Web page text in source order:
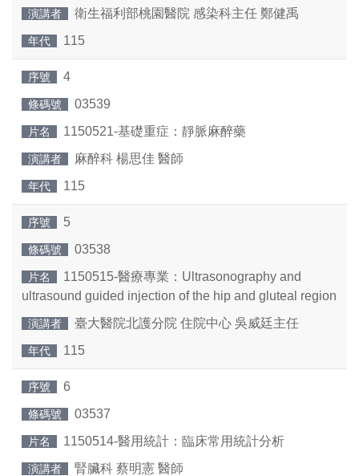
演講者 衛生福利部桃園醫院 感染科主任 鄭健禹
年代 115
序號 4
條碼號 03539
片名 1150521-基礎重症：靜脈麻醉藥
演講者 麻醉科 楊思佳 醫師
年代 115
序號 5
條碼號 03538
片名
1150515-醫療專業：Ultrasonography and
ultrasound guided injection of the hip and gluteal region
演講者 臺大醫院北護分院 住院中心 吳威廷主任
年代 115
序號 6
條碼號 03537
片名 1150514-醫用統計：臨床常用統計分析
演講者 腎臟科 蔡明憲 醫師